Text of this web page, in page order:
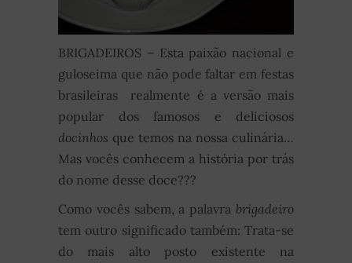
BRIGADEIROS – Esta paixão nacional e
guloseima que não pode faltar em festas
brasileiras realmente é a versão mais
popular dos famosos e deliciosos
docinhos que temos na nossa culinária…
Mas vocês conhecem a história por trás
do nome desse doce???
Como vocês sabem, a palavra brigadeiro
tem outro significado também: Trata-se
do mais alto posto existente na